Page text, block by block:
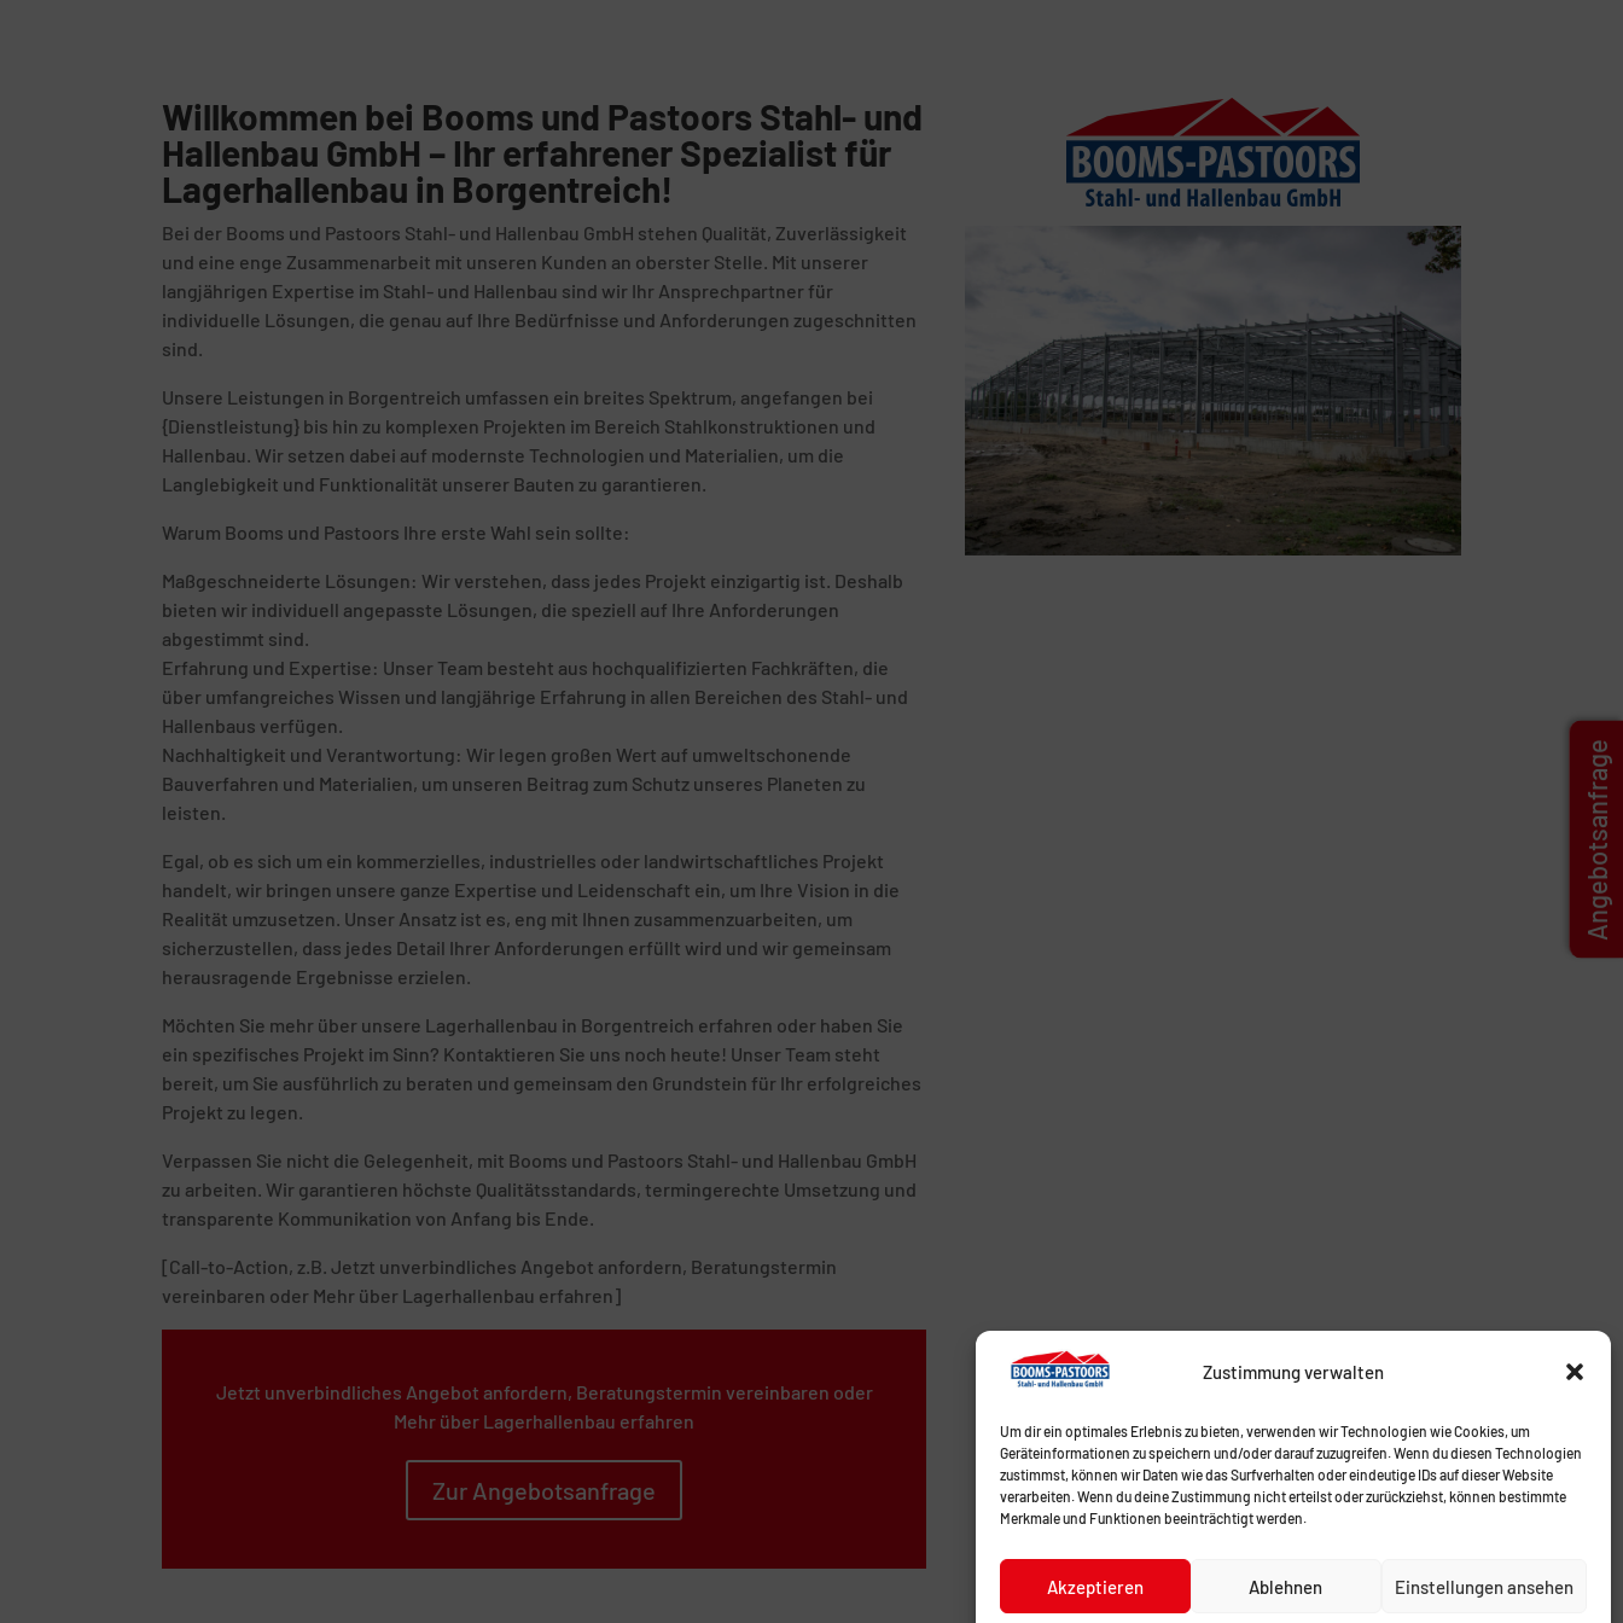
Zustimmung verwalten
Um dir ein optimales Erlebnis zu bieten, verwenden wir Technologien wie Cookies, um
Geräteinformationen zu speichern und/oder darauf zuzugreifen. Wenn du diesen Technologien
zustimmst, können wir Daten wie das Surfverhalten oder eindeutige IDs auf dieser Website
verarbeiten. Wenn du deine Zustimmung nicht erteilst oder zurückziehst, können bestimmte
Merkmale und Funktionen beeinträchtigt werden.
Akzeptieren Ablehnen Einstellungen ansehen
Willkommen bei Booms und Pastoors Stahl- und
Hallenbau GmbH – Ihr erfahrener Spezialist für
Lagerhallenbau in Borgentreich!
Bei der Booms und Pastoors Stahl- und Hallenbau GmbH stehen Qualität, Zuverlässigkeit
und eine enge Zusammenarbeit mit unseren Kunden an oberster Stelle. Mit unserer
langjährigen Expertise im Stahl- und Hallenbau sind wir Ihr Ansprechpartner für
individuelle Lösungen, die genau auf Ihre Bedürfnisse und Anforderungen zugeschnitten
sind.
Unsere Leistungen in Borgentreich umfassen ein breites Spektrum, angefangen bei
{Dienstleistung} bis hin zu komplexen Projekten im Bereich Stahlkonstruktionen und
Hallenbau. Wir setzen dabei auf modernste Technologien und Materialien, um die
Langlebigkeit und Funktionalität unserer Bauten zu garantieren.
Warum Booms und Pastoors Ihre erste Wahl sein sollte:
Maßgeschneiderte Lösungen: Wir verstehen, dass jedes Projekt einzigartig ist. Deshalb
bieten wir individuell angepasste Lösungen, die speziell auf Ihre Anforderungen
abgestimmt sind.
Erfahrung und Expertise: Unser Team besteht aus hochqualifizierten Fachkräften, die
über umfangreiches Wissen und langjährige Erfahrung in allen Bereichen des Stahl- und
Hallenbaus verfügen.
Nachhaltigkeit und Verantwortung: Wir legen großen Wert auf umweltschonende
Bauverfahren und Materialien, um unseren Beitrag zum Schutz unseres Planeten zu
leisten.
Egal, ob es sich um ein kommerzielles, industrielles oder landwirtschaftliches Projekt
handelt, wir bringen unsere ganze Expertise und Leidenschaft ein, um Ihre Vision in die
Realität umzusetzen. Unser Ansatz ist es, eng mit Ihnen zusammenzuarbeiten, um
sicherzustellen, dass jedes Detail Ihrer Anforderungen erfüllt wird und wir gemeinsam
herausragende Ergebnisse erzielen.
Möchten Sie mehr über unsere Lagerhallenbau in Borgentreich erfahren oder haben Sie
ein spezifisches Projekt im Sinn? Kontaktieren Sie uns noch heute! Unser Team steht
bereit, um Sie ausführlich zu beraten und gemeinsam den Grundstein für Ihr erfolgreiches
Projekt zu legen.
Verpassen Sie nicht die Gelegenheit, mit Booms und Pastoors Stahl- und Hallenbau GmbH
zu arbeiten. Wir garantieren höchste Qualitätsstandards, termingerechte Umsetzung und
transparente Kommunikation von Anfang bis Ende.
[Call-to-Action, z.B. Jetzt unverbindliches Angebot anfordern, Beratungstermin
vereinbaren oder Mehr über Lagerhallenbau erfahren]
Jetzt unverbindliches Angebot anfordern, Beratungstermin vereinbaren oder
Mehr über Lagerhallenbau erfahren
Zur Angebotsanfrage
Angebotsanfrage